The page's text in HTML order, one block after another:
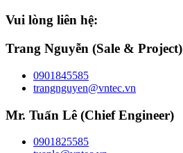
Vui lòng liên hệ:
Trang Nguyễn (Sale & Project)
0901845585
trangnguyen@vntec.vn
Mr. Tuấn Lê (Chief Engineer)
0901825585